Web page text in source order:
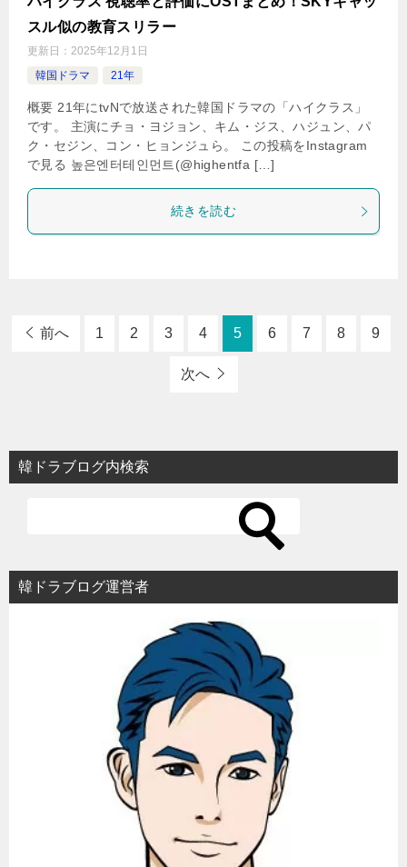
スル似の教育スリラー
更新日： 2025年12月1日
韓国ドラマ
21年
概要 21年にtvNで放送された韓国ドラマの「ハイクラス」
です。 主演にチョ・ヨジョン、キム・ジス、ハジュン、パ
ク・セジン、コン・ヒョンジュら。 この投稿をInstagram
で見る 높은엔터테인먼트(@highentfa […]
続きを読む
前へ 1 2 3 4 5 6 7 8 9
次へ
韓ドラブログ内検索
韓ドラブログ運営者